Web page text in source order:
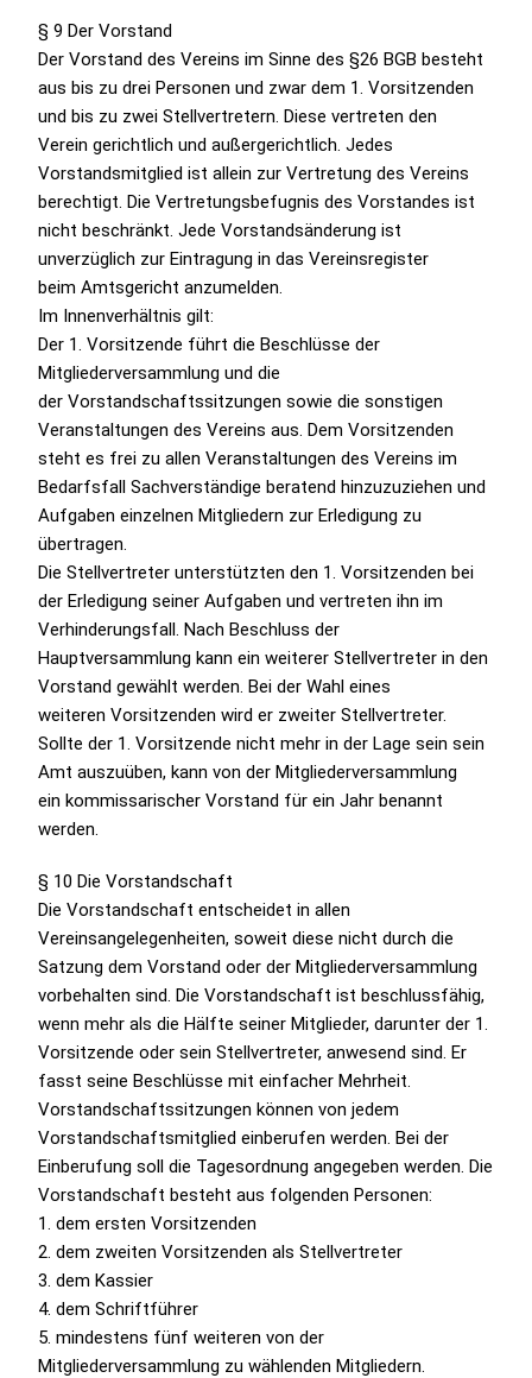
§ 9 Der Vorstand
Der Vorstand des Vereins im Sinne des §26 BGB besteht
aus bis zu drei Personen und zwar dem 1. Vorsitzenden
und bis zu zwei Stellvertretern. Diese vertreten den
Verein gerichtlich und außergerichtlich. Jedes
Vorstandsmitglied ist allein zur Vertretung des Vereins
berechtigt. Die Vertretungsbefugnis des Vorstandes ist
nicht beschränkt. Jede Vorstandsänderung ist
unverzüglich zur Eintragung in das Vereinsregister
beim Amtsgericht anzumelden.
Im Innenverhältnis gilt:
Der 1. Vorsitzende führt die Beschlüsse der
Mitgliederversammlung und die
der Vorstandschaftssitzungen sowie die sonstigen
Veranstaltungen des Vereins aus. Dem Vorsitzenden
steht es frei zu allen Veranstaltungen des Vereins im
Bedarfsfall Sachverständige beratend hinzuzuziehen und
Aufgaben einzelnen Mitgliedern zur Erledigung zu
übertragen.
Die Stellvertreter unterstützten den 1. Vorsitzenden bei
der Erledigung seiner Aufgaben und vertreten ihn im
Verhinderungsfall. Nach Beschluss der
Hauptversammlung kann ein weiterer Stellvertreter in den
Vorstand gewählt werden. Bei der Wahl eines
weiteren Vorsitzenden wird er zweiter Stellvertreter.
Sollte der 1. Vorsitzende nicht mehr in der Lage sein sein
Amt auszuüben, kann von der Mitgliederversammlung
ein kommissarischer Vorstand für ein Jahr benannt
werden.
§ 10 Die Vorstandschaft
Die Vorstandschaft entscheidet in allen
Vereinsangelegenheiten, soweit diese nicht durch die
Satzung dem Vorstand oder der Mitgliederversammlung
vorbehalten sind. Die Vorstandschaft ist beschlussfähig,
wenn mehr als die Hälfte seiner Mitglieder, darunter der 1.
Vorsitzende oder sein Stellvertreter, anwesend sind. Er
fasst seine Beschlüsse mit einfacher Mehrheit.
Vorstandschaftssitzungen können von jedem
Vorstandschaftsmitglied einberufen werden. Bei der
Einberufung soll die Tagesordnung angegeben werden. Die
Vorstandschaft besteht aus folgenden Personen:
1. dem ersten Vorsitzenden
2. dem zweiten Vorsitzenden als Stellvertreter
3. dem Kassier
4. dem Schriftführer
5. mindestens fünf weiteren von der
Mitgliederversammlung zu wählenden Mitgliedern.